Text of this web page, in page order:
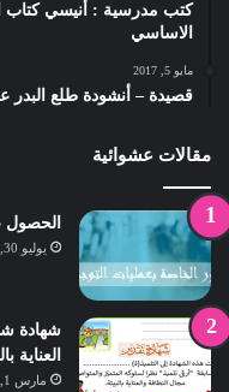
كتب مدرسية : أنيسي كتاب
الاساسي
مايو 5, 2017
قصيدة – أنشودة طلع البدر
مقالات عشوائية
الحصول
يوليو 30, 2020
شهادة
العناية
مارس 1, 2017